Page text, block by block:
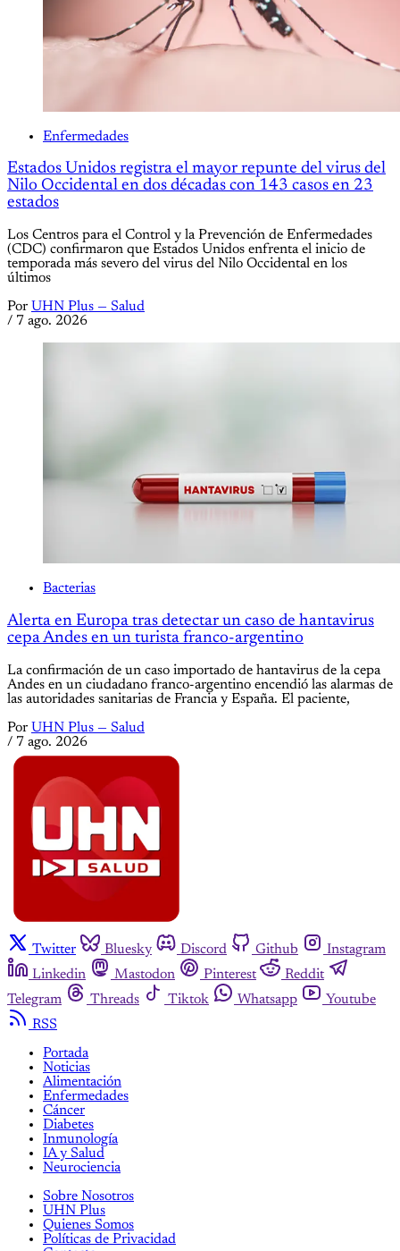
Enfermedades
Estados Unidos registra el mayor repunte del virus del
Nilo Occidental en dos décadas con 143 casos en 23
estados
Los Centros para el Control y la Prevención de Enfermedades
(CDC) confirmaron que Estados Unidos enfrenta el inicio de
temporada más severo del virus del Nilo Occidental en los
últimos
Por UHN Plus — Salud
/ 7 ago. 2026
Bacterias
Alerta en Europa tras detectar un caso de hantavirus
cepa Andes en un turista franco-argentino
La confirmación de un caso importado de hantavirus de la cepa
Andes en un ciudadano franco-argentino encendió las alarmas de
las autoridades sanitarias de Francia y España. El paciente,
Por UHN Plus — Salud
/ 7 ago. 2026
Twitter Bluesky Discord Github
Instagram
Linkedin
Mastodon Pinterest
Reddit
Telegram
Threads Tiktok Whatsapp
Youtube
RSS
Portada
Noticias
Alimentación
Enfermedades
Cáncer
Diabetes
Inmunología
IA y Salud
Neurociencia
Sobre Nosotros
UHN Plus
Quienes Somos
Políticas de Privacidad